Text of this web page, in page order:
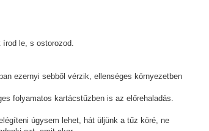
le, s ostorozod.
ezernyi sebből vérzik, ellenséges környezetben
folyamatos kartácstűzben is az előrehaladás.
úgysem lehet, hát üljünk a tűz köré, ne